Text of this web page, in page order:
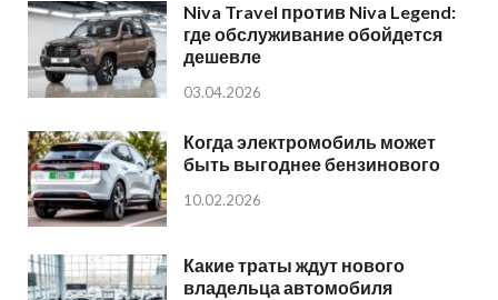
Niva Travel против Niva Legend:
где обслуживание обойдется
дешевле
03.04.2026
Когда электромобиль может
быть выгоднее бензинового
10.02.2026
Какие траты ждут нового
владельца автомобиля